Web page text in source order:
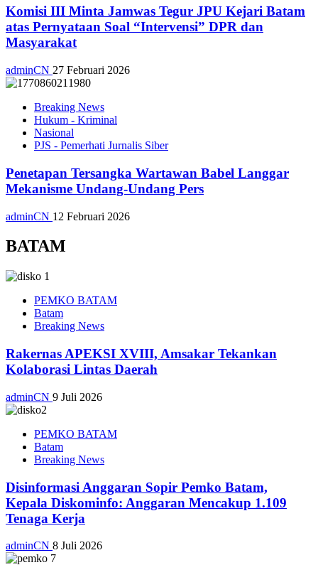
Komisi III Minta Jamwas Tegur JPU Kejari Batam
atas Pernyataan Soal “Intervensi” DPR dan
Masyarakat
adminCN 27 Februari 2026
Breaking News
Hukum - Kriminal
Nasional
PJS - Pemerhati Jurnalis Siber
Penetapan Tersangka Wartawan Babel Langgar
Mekanisme Undang-Undang Pers
adminCN 12 Februari 2026
BATAM
PEMKO BATAM
Batam
Breaking News
Rakernas APEKSI XVIII, Amsakar Tekankan
Kolaborasi Lintas Daerah
adminCN 9 Juli 2026
PEMKO BATAM
Batam
Breaking News
Disinformasi Anggaran Sopir Pemko Batam,
Kepala Diskominfo: Anggaran Mencakup 1.109
Tenaga Kerja
adminCN 8 Juli 2026